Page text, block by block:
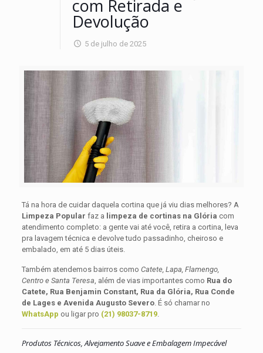
com Retirada e
Devolução
5 de julho de 2025
Tá na hora de cuidar daquela cortina que já viu dias melhores? A
Limpeza Popular faz a limpeza de cortinas na Glória com
atendimento completo: a gente vai até você, retira a cortina, leva
pra lavagem técnica e devolve tudo passadinho, cheiroso e
embalado, em até 5 dias úteis.
Também atendemos bairros como Catete, Lapa, Flamengo,
Centro e Santa Teresa , além de vias importantes como Rua do
Catete, Rua Benjamin Constant, Rua da Glória, Rua Conde
de Lages e Avenida Augusto Severo. É só chamar no
WhatsApp ou ligar pro (21) 98037-8719.
Produtos Técnicos, Alvejamento Suave e Embalagem Impecável